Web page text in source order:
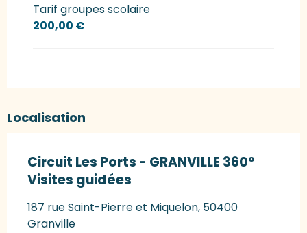
Tarif groupes scolaire
200,00 €
Localisation
Circuit Les Ports - GRANVILLE 360°
Visites guidées
187 rue Saint-Pierre et Miquelon, 50400
Granville